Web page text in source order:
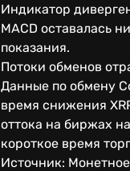
Индикатор
MACD оставалась
показания.
Потоки обменов
Данные по обмену
время снижения
оттока на биржах
короткое время
Источник: